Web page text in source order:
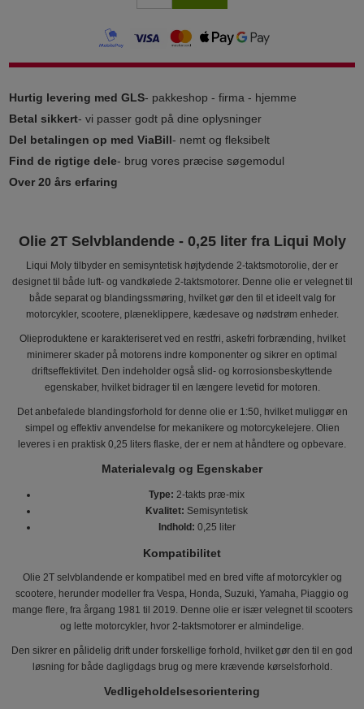
Hurtig levering med GLS- pakkeshop - firma - hjemme
Betal sikkert- vi passer godt på dine oplysninger
Del betalingen op med ViaBill- nemt og fleksibelt
Find de rigtige dele- brug vores præcise søgemodul
Over 20 års erfaring
Olie 2T Selvblandende - 0,25 liter fra Liqui Moly
Liqui Moly tilbyder en semisyntetisk højtydende 2-taktsmotorolie, der er
designet til både luft- og vandkølede 2-taktsmotorer. Denne olie er velegnet til
både separat og blandingssmøring, hvilket gør den til et ideelt valg for
motorcykler, scootere, plæneklippere, kædesave og nødstrøm enheder.
Olieproduktene er karakteriseret ved en restfri, askefri forbrænding, hvilket
minimerer skader på motorens indre komponenter og sikrer en optimal
driftseffektivitet. Den indeholder også slid- og korrosionsbeskyttende
egenskaber, hvilket bidrager til en længere levetid for motoren.
Det anbefalede blandingsforhold for denne olie er 1:50, hvilket muliggør en
simpel og effektiv anvendelse for mekanikere og motorcykelejere. Olien
leveres i en praktisk 0,25 liters flaske, der er nem at håndtere og opbevare.
Materialevalg og Egenskaber
Type: 2-takts præ-mix
Kvalitet: Semisyntetisk
Indhold: 0,25 liter
Kompatibilitet
Olie 2T selvblandende er kompatibel med en bred vifte af motorcykler og
scootere, herunder modeller fra Vespa, Honda, Suzuki, Yamaha, Piaggio og
mange flere, fra årgang 1981 til 2019. Denne olie er især velegnet til scooters
og lette motorcykler, hvor 2-taktsmotorer er almindelige.
Den sikrer en pålidelig drift under forskellige forhold, hvilket gør den til en god
løsning for både dagligdags brug og mere krævende kørselsforhold.
Vedligeholdelsesorientering